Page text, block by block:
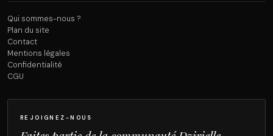
Qui sommes-nous ?
Plan du site
Contact
Mentions légales
Confidentialité
CGU
REJOIGNEZ-NOUS